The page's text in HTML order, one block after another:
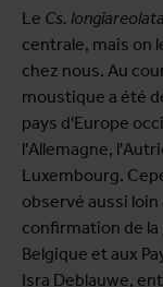
Le Cs. longiareolata
centrale, mais on
chez nous. Au
moustique a été
pays d'Europe
l'Allemagne,
Luxembourg.
observé aussi
confirmation de
Belgique et aux
Isra Deblauwe,